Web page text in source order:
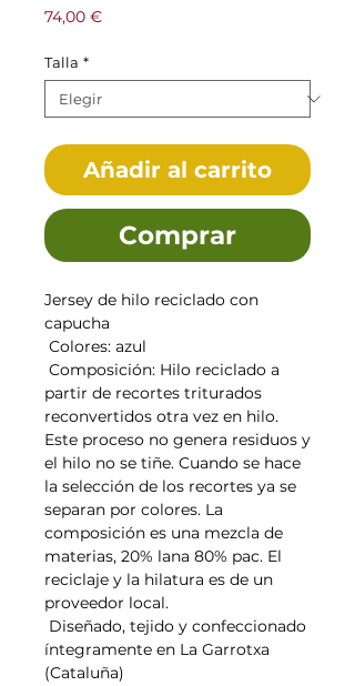
74,00 €Precio
Talla *
Añadir al carrito
Comprar
Jersey de hilo reciclado con
capucha
Colores: azul
Composición: Hilo reciclado a
partir de recortes triturados
reconvertidos otra vez en hilo.
Este proceso no genera residuos y
el hilo no se tiñe. Cuando se hace
la selección de los recortes ya se
separan por colores. La
composición es una mezcla de
materias, 20% lana 80% pac. El
reciclaje y la hilatura es de un
proveedor local.
Diseñado, tejido y confeccionado
íntegramente en La Garrotxa
(Cataluña)